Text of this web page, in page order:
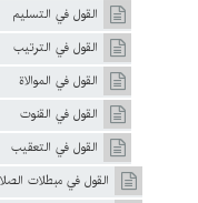
القول في التسليم
القول في الترتيب
القول في الموالاة
القول في القنوت
القول في التعقيب
القول في مبطلات